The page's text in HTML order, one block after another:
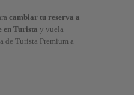
cambiar tu reserva a
en Turista y vuela
de Turista Premium a